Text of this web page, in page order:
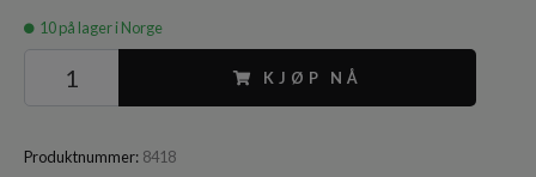
10på lager i Norge
KJØP NÅ
Produktnummer: 8418